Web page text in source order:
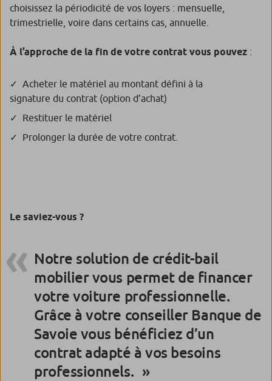
choisissez la périodicité de vos loyers : mensuelle,
trimestrielle, voire dans certains cas, annuelle.
À l’approche de la fin de votre contrat vous pouvez :
Acheter le matériel au montant défini à la
signature du contrat (option d’achat)
Restituer le matériel
Prolonger la durée de votre contrat.
Le saviez-vous ?
Notre solution de crédit-bail
mobilier vous permet de financer
votre voiture professionnelle.
Grâce à votre conseiller Banque de
Savoie vous bénéficiez d’un
contrat adapté à vos besoins
professionnels.